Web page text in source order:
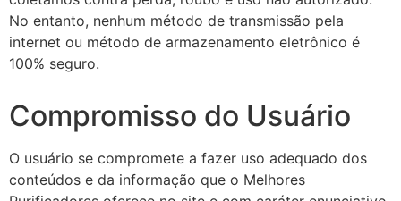
No entanto, nenhum método de transmissão pela
internet ou método de armazenamento eletrônico é
100% seguro.
Compromisso do Usuário
O usuário se compromete a fazer uso adequado dos
conteúdos e da informação que o Melhores